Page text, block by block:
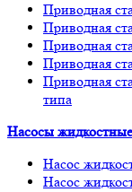
Приводная
Приводная
Приводная
Приводная
Приводная
типа
Насосы жидкостные
Насос
Насос